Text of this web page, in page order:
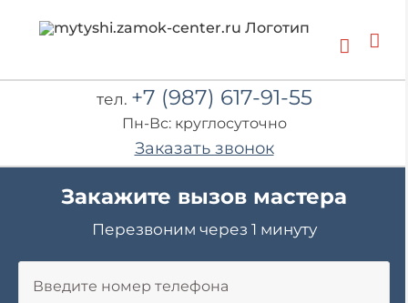
тел. +7 (987) 617-91-55
Пн-Вс: круглосуточно
Заказать звонок
Закажите вызов мастера
Перезвоним через 1 минуту